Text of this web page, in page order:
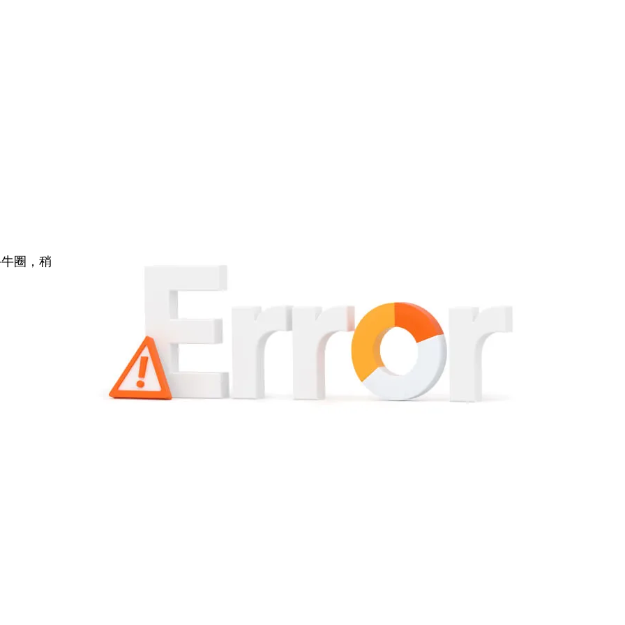
圈，稍